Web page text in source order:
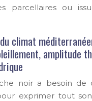
parcellaires ou
climat
amplitude
noir a besoin de
exprimer tout